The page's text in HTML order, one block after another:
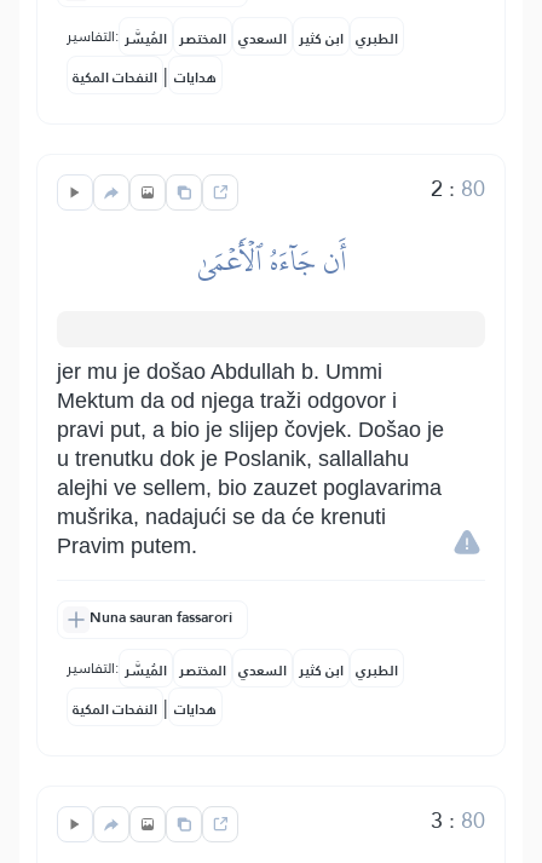
التفاسير: المُيسَّر المختصر السعدي ابن كثير الطبري
النفحات المكية | هدايات
2 : 80
أَن جَآءَهُ ٱلۡأَعۡمَىٰ
jer mu je došao Abdullah b. Ummi
Mektum da od njega traži odgovor i
pravi put, a bio je slijep čovjek. Došao je
u trenutku dok je Poslanik, sallallahu
alejhi ve sellem, bio zauzet poglavarima
mušrika, nadajući se da će krenuti
Pravim putem.
Nuna sauran fassarori
التفاسير: المُيسَّر المختصر السعدي ابن كثير الطبري
النفحات المكية | هدايات
3 : 80